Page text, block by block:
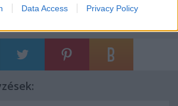
Data Access Privacy Policy